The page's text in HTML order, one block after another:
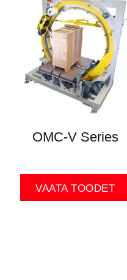
OMC-V Series
VAATA TOODET